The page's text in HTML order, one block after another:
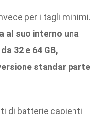
per i tagli minimi.
al suo interno una
32 e 64 GB,
standar parte
di batterie capienti